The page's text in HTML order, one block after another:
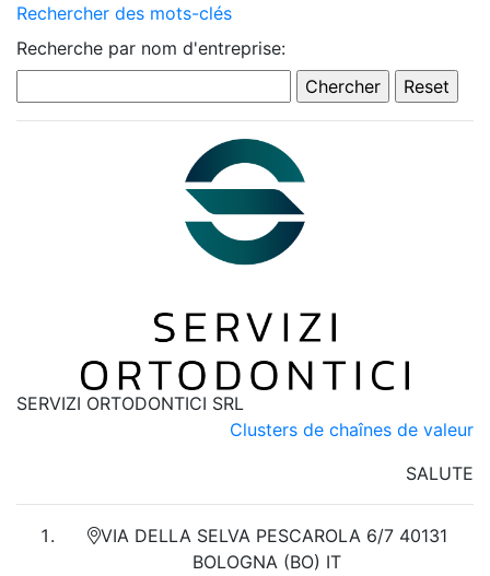
Rechercher des mots-clés
Recherche par nom d'entreprise:
SERVIZI ORTODONTICI SRL
Clusters de chaînes de valeur
SALUTE
VIA DELLA SELVA PESCAROLA 6/7 40131
BOLOGNA (BO) IT